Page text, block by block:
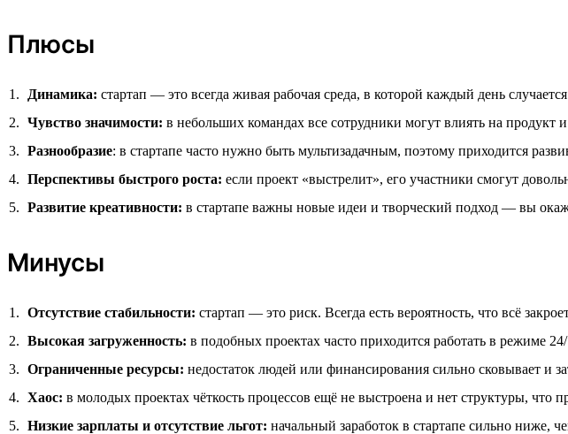
Плюсы
Динамика: стартап — это всегда живая рабочая среда, в которой каждый день
Чувство значимости: в небольших командах все сотрудники могут влиять на продукт
Разнообразие: в стартапе часто нужно быть мультизадачным, поэтому приходится
Перспективы быстрого роста: если проект «выстрелит», его участники смогут
Развитие креативности: в стартапе важны новые идеи и творческий подход — вы
Минусы
Отсутствие стабильности: стартап — это риск. Всегда есть вероятность, что всё
Высокая загруженность: в подобных проектах часто приходится работать в режиме
Ограниченные ресурсы: недостаток людей или финансирования сильно сковывает и
Хаос: в молодых проектах чёткость процессов ещё не выстроена и нет структуры, что
Низкие зарплаты и отсутствие льгот: начальный заработок в стартапе сильно ниже,